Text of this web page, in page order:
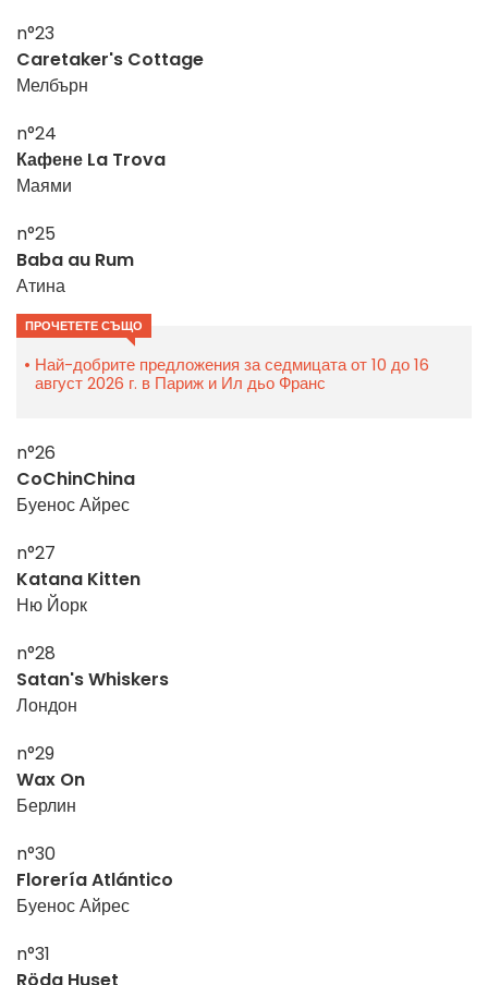
n°23
Caretaker's Cottage
Мелбърн
n°24
Кафене La Trova
Маями
n°25
Baba au Rum
Атина
ПРОЧЕТЕТЕ СЪЩО
Най-добрите предложения за седмицата от 10 до 16
август 2026 г. в Париж и Ил дьо Франс
n°26
CoChinChina
Буенос Айрес
n°27
Katana Kitten
Ню Йорк
n°28
Satan's Whiskers
Лондон
n°29
Wax On
Берлин
n°30
Florería Atlántico
Буенос Айрес
n°31